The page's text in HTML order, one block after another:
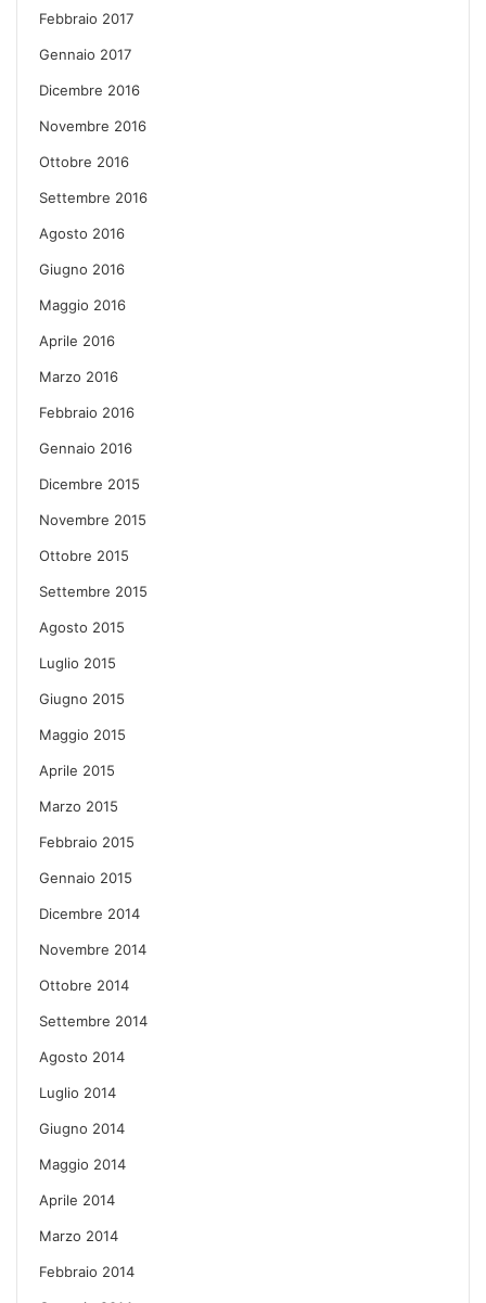
Febbraio 2017
Gennaio 2017
Dicembre 2016
Novembre 2016
Ottobre 2016
Settembre 2016
Agosto 2016
Giugno 2016
Maggio 2016
Aprile 2016
Marzo 2016
Febbraio 2016
Gennaio 2016
Dicembre 2015
Novembre 2015
Ottobre 2015
Settembre 2015
Agosto 2015
Luglio 2015
Giugno 2015
Maggio 2015
Aprile 2015
Marzo 2015
Febbraio 2015
Gennaio 2015
Dicembre 2014
Novembre 2014
Ottobre 2014
Settembre 2014
Agosto 2014
Luglio 2014
Giugno 2014
Maggio 2014
Aprile 2014
Marzo 2014
Febbraio 2014